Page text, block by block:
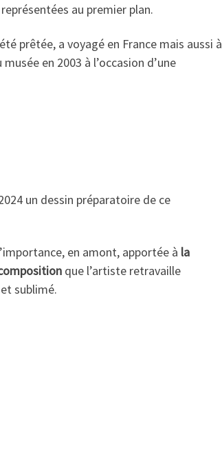
au premier plan.
prêtée, a voyagé en France mais aussi à
en 2003 à l’occasion d’une
un dessin préparatoire de ce
en amont, apportée à la
que l’artiste retravaille
sublimé.